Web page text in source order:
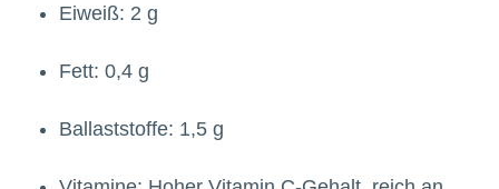
Eiweiß: 2 g
Fett: 0,4 g
Ballaststoffe: 1,5 g